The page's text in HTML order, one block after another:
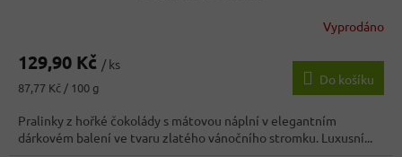
produktu
4,0
z
5
hvězdiček.
Vyprodáno
129,90 Kč / ks
Měrná
87,77 Kč / 100 g
Do košíku
Pralinky z hořké čokolády s mátovou náplní v elegantním
dárkovém balení ve tvaru zlatého vánočního stromku. Luxusní...